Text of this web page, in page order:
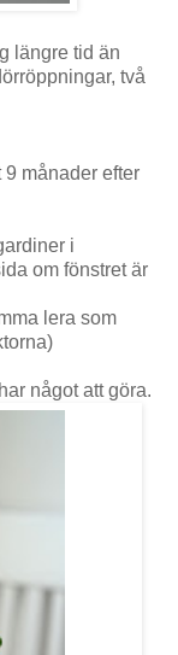
längre tid än
två
månader efter
i
om fönstret är
lera som
något att göra.